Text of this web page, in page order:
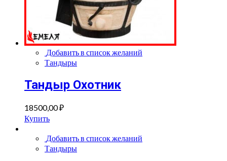
Добавить в список желаний
Тандыры
Тандыр Охотник
18500,00₽
Купить
Добавить в список желаний
Тандыры